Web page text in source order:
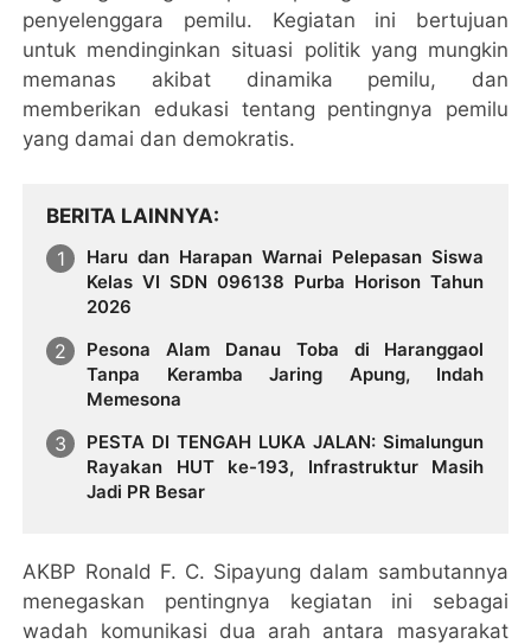
penyelenggara pemilu. Kegiatan ini bertujuan
untuk mendinginkan situasi politik yang mungkin
memanas akibat dinamika pemilu, dan
memberikan edukasi tentang pentingnya pemilu
yang damai dan demokratis.
BERITA LAINNYA
Haru dan Harapan Warnai Pelepasan Siswa
Kelas VI SDN 096138 Purba Horison Tahun
2026
Pesona Alam Danau Toba di Haranggaol
Tanpa Keramba Jaring Apung, Indah
Memesona
PESTA DI TENGAH LUKA JALAN: Simalungun
Rayakan HUT ke-193, Infrastruktur Masih
Jadi PR Besar
AKBP Ronald F. C. Sipayung dalam sambutannya
menegaskan pentingnya kegiatan ini sebagai
wadah komunikasi dua arah antara masyarakat